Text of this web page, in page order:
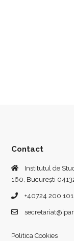
Contact
Institutul de
160, București
+40724 200 101
Politica Cookies